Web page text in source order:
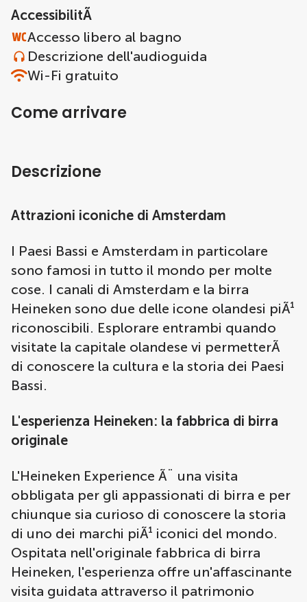
AccessibilitÃ
Accesso libero al bagno
Descrizione dell'audioguida
Wi-Fi gratuito
Come arrivare
Descrizione
Attrazioni iconiche di Amsterdam
I Paesi Bassi e Amsterdam in particolare
sono famosi in tutto il mondo per molte
cose. I canali di Amsterdam e la birra
Heineken sono due delle icone olandesi piÃ¹
riconoscibili. Esplorare entrambi quando
visitate la capitale olandese vi permetterÃ
di conoscere la cultura e la storia dei Paesi
Bassi.
L'esperienza Heineken: la fabbrica di birra
originale
L'Heineken Experience Ã¨ una visita
obbligata per gli appassionati di birra e per
chiunque sia curioso di conoscere la storia
di uno dei marchi piÃ¹ iconici del mondo.
Ospitata nell'originale fabbrica di birra
Heineken, l'esperienza offre un'affascinante
visita guidata attraverso il patrimonio